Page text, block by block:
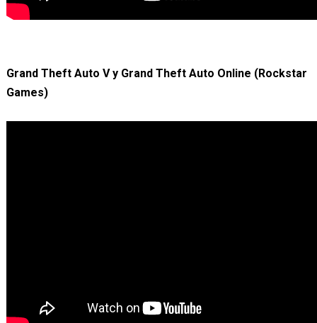
Grand Theft Auto V y Grand Theft Auto Online (Rockstar
Games)